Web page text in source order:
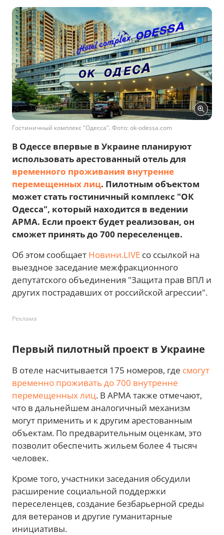
Гостиничный комплекс "Одесса". Фото: ok-odessa.com
В Одессе впервые в Украине планируют
использовать арестованный отель для
временного проживания внутренне
перемещенных лиц. Пилотным объектом
может стать гостиничный комплекс "ОК
Одесса", который находится в ведении
АРМА. Если проект будет реализован, он
сможет принять до 700 переселенцев.
Об этом сообщает Новини.LIVE со ссылкой на
выездное заседание межфракционного
депутатского объединения "Защита прав ВПЛ и
других пострадавших от российской агрессии".
Реклама
Первый пилотный проект в Украине
В отеле насчитывается 175 номеров, где смогут
временно проживать до 700 внутренне
перемещенных лиц. В АРМА также отмечают,
что в дальнейшем аналогичный механизм
могут применить и к другим арестованным
объектам. По предварительным оценкам, это
позволит обеспечить жильем более 4 тысяч
человек.
Кроме того, участники заседания обсудили
расширение социальной поддержки
переселенцев, создание безбарьерной среды
для ветеранов и другие гуманитарные
инициативы.